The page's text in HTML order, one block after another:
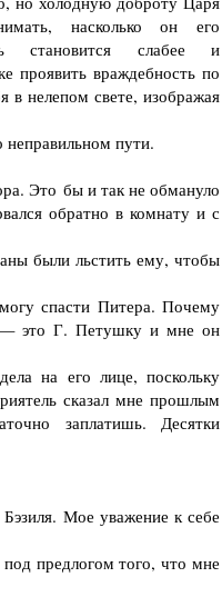
насколько он его
слабее и
проявить враждебность по
в нелепом свете, изображая
пути.
Это бы и так не обмануло
обратно в комнату и с
были льстить ему, чтобы
спасти Питера. Почему
— это Г. Петушку и мне он
на его лице, поскольку
сказал мне прошлым
заплатишь. Десятки
Мое уважение к себе
предлогом того, что мне